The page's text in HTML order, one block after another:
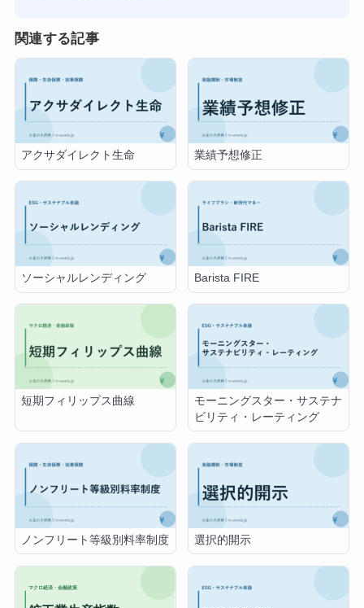
関連する記事
アクサダイレクト生命 業績予想修正
ソーシャルレンディング Barista FIRE
短期フィリップス曲線
モーニングスター・サステナ
ビリティ・レーティング
ノンフリート等級別料率制度 選択的開示